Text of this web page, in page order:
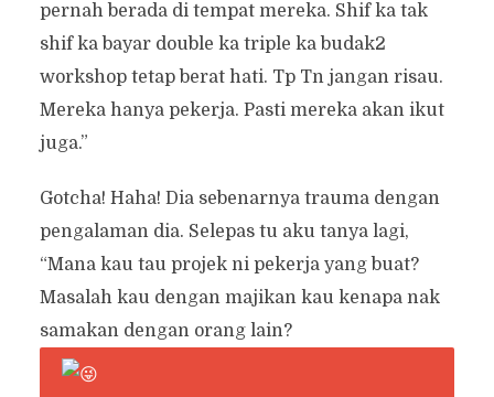
pernah berada di tempat mereka. Shif ka tak
shif ka bayar double ka triple ka budak2
workshop tetap berat hati. Tp Tn jangan risau.
Mereka hanya pekerja. Pasti mereka akan ikut
juga.”
Gotcha! Haha! Dia sebenarnya trauma dengan
pengalaman dia. Selepas tu aku tanya lagi,
“Mana kau tau projek ni pekerja yang buat?
Masalah kau dengan majikan kau kenapa nak
samakan dengan orang lain?